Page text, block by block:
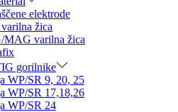
elektrode
žica
MAG varilna žica
gorilnike
WP/SR 9, 20, 25
WP/SR 17,18,26
WP/SR 24